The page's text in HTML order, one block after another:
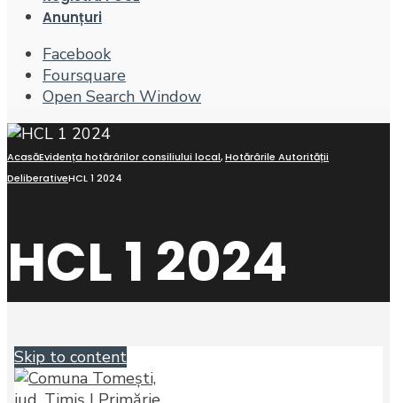
Anunțuri
Facebook
Foursquare
Open Search Window
AcasăEvidența hotărârilor consiliului local,Hotărârile Autorității
DeliberativeHCL 1 2024
HCL 1 2024